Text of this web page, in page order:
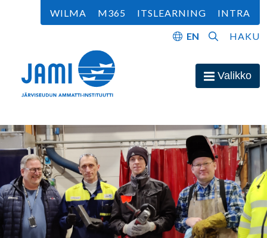
Siirry sisältöön
EN HAKU
WILMA M365 ITSLEARNING INTRA
AvaaValikko